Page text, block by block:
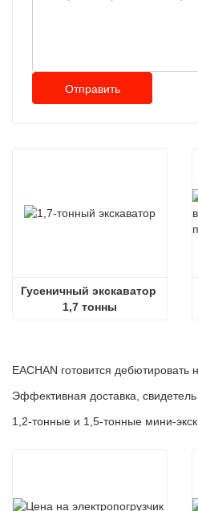
Отправить
Гусеничный экскаватор
1,7 тонны